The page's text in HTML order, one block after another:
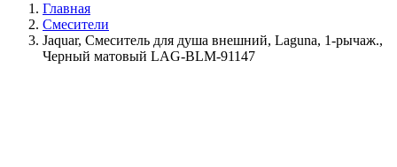
Главная
Смесители
Jaquar, Смеситель для душа внешний, Laguna, 1-рычаж.,
Черный матовый LAG-BLM-91147